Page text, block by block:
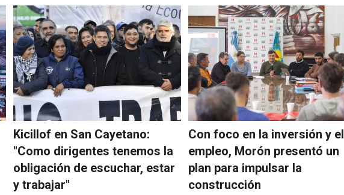
Kicillof en San Cayetano:
"Como dirigentes tenemos la
obligación de escuchar, estar
y trabajar"
Con foco en la inversión y el
empleo, Morón presentó un
plan para impulsar la
construcción